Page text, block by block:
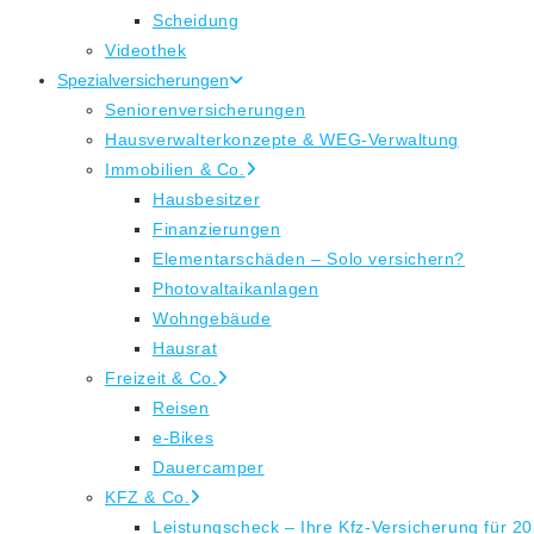
Scheidung
Videothek
Spezialversicherungen
Seniorenversicherungen
Hausverwalterkonzepte & WEG-Verwaltung
Immobilien & Co.
Hausbesitzer
Finanzierungen
Elementarschäden – Solo versichern?
Photovaltaikanlagen
Wohngebäude
Hausrat
Freizeit & Co.
Reisen
e-Bikes
Dauercamper
KFZ & Co.
Leistungscheck – Ihre Kfz-Versicherung für